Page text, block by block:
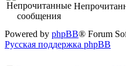
Powered by phpBB® Forum
Русская поддержка phpBB